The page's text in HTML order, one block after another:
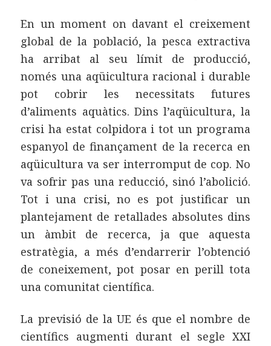
En un moment on davant el creixement
global de la població, la pesca extractiva
ha arribat al seu límit de producció,
només una aqüicultura racional i durable
pot cobrir les necessitats futures
d’aliments aquàtics. Dins l’aqüicultura, la
crisi ha estat colpidora i tot un programa
espanyol de finançament de la recerca en
aqüicultura va ser interromput de cop. No
va sofrir pas una reducció, sinó l’abolició.
Tot i una crisi, no es pot justificar un
plantejament de retallades absolutes dins
un àmbit de recerca, ja que aquesta
estratègia, a més d’endarrerir l’obtenció
de coneixement, pot posar en perill tota
una comunitat científica.
La previsió de la UE és que el nombre de
científics augmenti durant el segle XXI